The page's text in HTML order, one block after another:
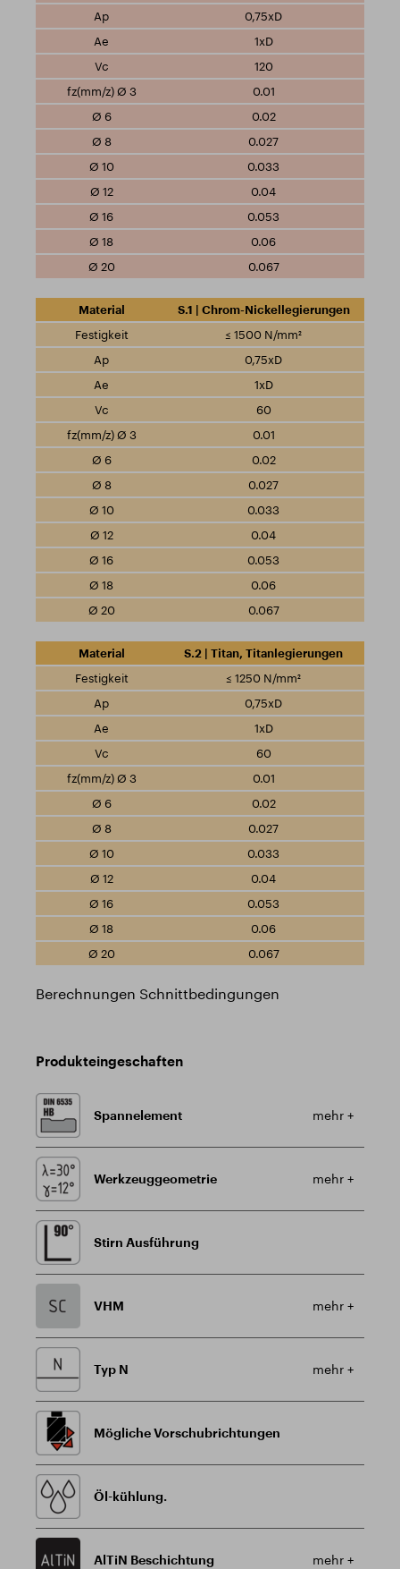
0,75xD
1xD
120
0.01
0.02
0.027
0.033
0.04
0.053
0.06
0.067
S.1 | Chrom-Nickellegierungen
≤ 1500 N/mm²
0,75xD
1xD
60
0.01
0.02
0.027
0.033
0.04
0.053
0.06
0.067
S.2 | Titan, Titanlegierungen
≤ 1250 N/mm²
0,75xD
1xD
60
0.01
0.02
0.027
0.033
0.04
0.053
0.06
0.067
Berechnungen Schnittbedingungen
Produkteingeschaften
Spannelement mehr +
Werkzeuggeometrie mehr +
Stirn Ausführung
VHM mehr +
Typ N mehr +
Mögliche Vorschubrichtungen
Öl-kühlung.
AlTiN Beschichtung mehr +